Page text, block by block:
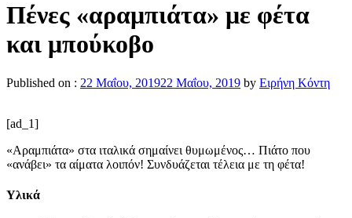
Πένες «αραμπιάτα» με φέτα
και μπούκοβο
Published on : 22 Μαΐου, 201922 Μαΐου, 2019 by Ειρήνη Κόντη
[ad_1]
«Αραμπιάτα» στα ιταλικά σημαίνει θυμωμένος… Πιάτο που
«ανάβει» τα αίματα λοιπόν! Συνδυάζεται τέλεια με τη φέτα!
Υλικά